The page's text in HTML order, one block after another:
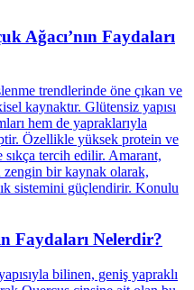
Ağacı’nın Faydaları
Faydaları Nelerdir?